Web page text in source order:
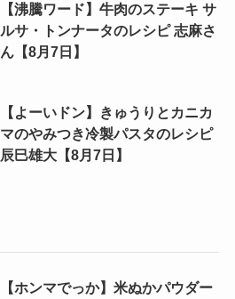
【沸騰ワード】牛肉のステーキ サ
ルサ・トンナータのレシピ 志麻さ
ん【8月7日】
【よーいドン】きゅうりとカニカ
マのやみつき冷製パスタのレシピ
辰巳雄大【8月7日】
【ホンマでっか】米ぬかパウダー